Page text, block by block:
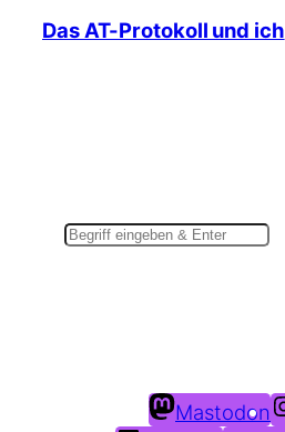
Das AT-Protokoll und ich
Mastodon